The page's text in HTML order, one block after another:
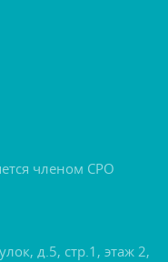
членом СРО
д.5, стр.1, этаж 2,